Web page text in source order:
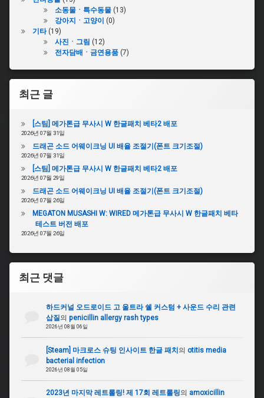
소동물ㆍ특수동물(13)
강아지ㆍ고양이 (0)
기타(19)
사진ㆍ그림 (12)
전자담배ㆍ금연용품(7)
최근 글
[스팀] 메가톤급 무사시 W 한글패치 베타2 배포
2026년 07월 31일
드래곤 소드 어웨이크닝 UI 배율 조절기(폰트 크기조절)
2026년 07월 31일
[스팀] 메가톤급 무사시 W 한글패치 베타2 배포
2026년 07월 29일
드래곤 소드 어웨이크닝 UI 배율 조절기(폰트 크기조절)
2026년 07월 26일
MEGATON MUSASHI W: WIRED 메가톤급 무사시 W 한글패치 베타
테스트 버전 배포
2026년 07월 26일
최근 댓글
하드커널 오드로이드 고 울트라 쉘 커스텀 + 사운드 수리 관련
삽질의 penicillin allergy rash types
2026년 08월 06일
[Steam] 마크로스 슈팅 인사이트 한글 패치의 otitis media
bacterial infection
2026년 08월 05일
2023년 마지막 레트롤링! 제 17회 레트롤링의 amoxicillin